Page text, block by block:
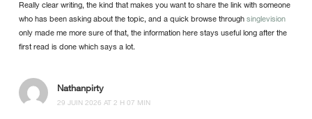
Really clear writing, the kind that makes you want to share the link with someone
who has been asking about the topic, and a quick browse through singlevision
only made me more sure of that, the information here stays useful long after the
first read is done which says a lot.
Nathanpirty
29 JUIN 2026 AT 2 H 07 MIN